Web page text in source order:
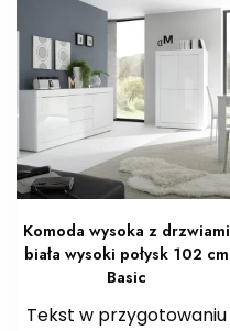
Komoda wysoka z drzwiami
biała wysoki połysk 102 cm
Basic
Tekst w przygotowaniu